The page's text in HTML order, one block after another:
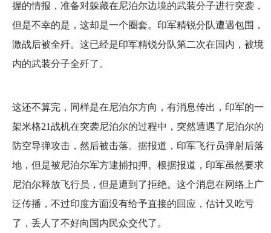
握的情报，准备对躲藏在尼泊尔边境的武装分子进行突袭，
但是不幸的是，这却是一个圈套。印军精锐分队遭遇包围，
激战后被全歼。这已经是印军精锐分队第二次在国内，被境
内的武装分子全歼了。
这还不算完，同样是在尼泊尔方向，有消息传出，印军的一
架米格21战机在突袭尼泊尔的过程中，突然遭遇了尼泊尔的
防空导弹攻击，然后被击落。据报道，印军飞行员弹射后落
地，但是被尼泊尔军方逮捕扣押。根据报道，印军虽然要求
尼泊尔释放飞行员，但是遭到了拒绝。这个消息在网络上广
泛传播，不过印度方面没有给予直接的回应，估计又吃亏
了，丢人了不好向国内民众交代了。